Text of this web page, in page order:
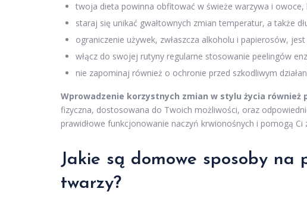
twoja dieta powinna obfitować w świeże warzywa i owoce,
staraj się unikać gwałtownych zmian temperatur, a także
ograniczenie używek, zwłaszcza alkoholu i papierosów,
włącz do swojej rutyny regularne stosowanie peelingów
nie zapominaj również o ochronie przed szkodliwym
Wprowadzenie korzystnych zmian w stylu życia
fizyczna, dostosowana do Twoich możliwości, oraz
prawidłowe funkcjonowanie naczyń krwionośnych i pomogą
Jakie są domowe sposoby na
twarzy?